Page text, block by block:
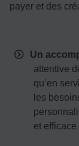
payer et des
Un
attentive
qu’en
les
et